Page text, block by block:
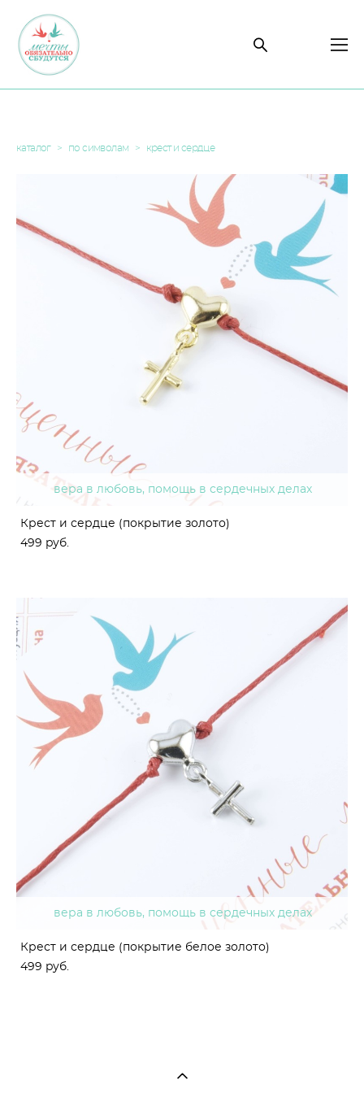
каталог > по символам > крест и сердце
вера в любовь, помощь в сердечных делах
Крест и сердце (покрытие золото)
499 pуб.
вера в любовь, помощь в сердечных делах
Крест и сердце (покрытие белое золото)
499 pуб.